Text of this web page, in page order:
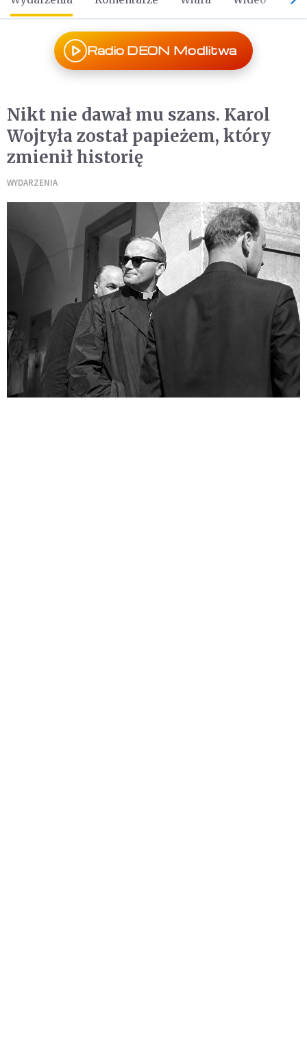
Radio DEON Modlitwa
Nikt nie dawał mu szans. Karol
Wojtyła został papieżem, który
zmienił historię
WYDARZENIA